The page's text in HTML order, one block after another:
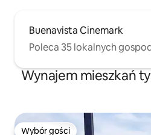
Buenavista Cinemark
Poleca 35 lokalnych
Wynajem mieszkań
Wybór gości